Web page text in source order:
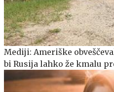
Mediji: Ameriške
bi Rusija lahko že kmalu